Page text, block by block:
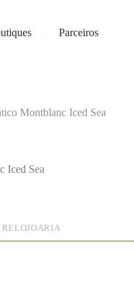
Parceiros
Montblanc Iced Sea
Iced Sea
RELOJOARIA